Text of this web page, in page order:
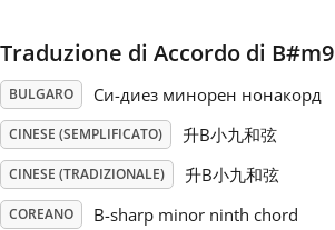
Русский
Svenska
Traduzione di Accordo di B#m9
BULGARO Си-диез минорен нонакорд
CINESE (SEMPLIFICATO) 升B小九和弦
CINESE (TRADIZIONALE) 升B小九和弦
COREANO B-sharp minor ninth chord